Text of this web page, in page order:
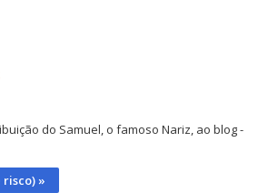
do Samuel, o famoso Nariz, ao blog -
»